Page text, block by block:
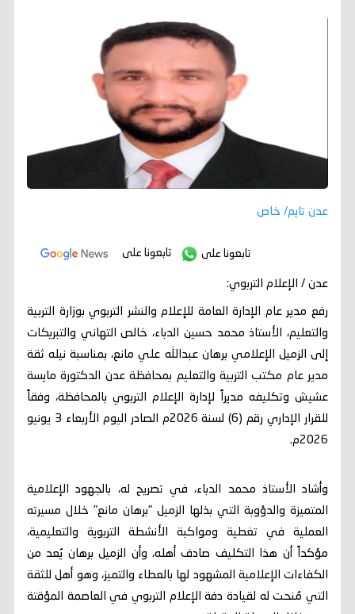
عدن تايم/ خاص
تابعونا على تابعونا على
عدن / الإعلام التربوي:
رفع مدير عام الإدارة العامة للإعلام والنشر التربوي بوزارة التربية
والتعليم، الأستاذ محمد حسين الدباء، خالص التهاني والتبريكات
إلى الزميل الإعلامي برهان عبدالله علي مانع، بمناسبة نيله ثقة
مدير عام مكتب التربية والتعليم بمحافظة عدن الدكتورة مايسة
عشيش وتكليفه مديراً لإدارة الإعلام التربوي بالمحافظة، وفقاً
للقرار الإداري رقم (6) لسنة 2026م الصادر اليوم الأربعاء 3 يونيو
2026م.
وأشاد الأستاذ محمد الدباء، في تصريح له، بالجهود الإعلامية
المتميزة والدؤوبة التي بذلها الزميل "برهان مانع" خلال مسيرته
العملية في تغطية ومواكبة الأنشطة التربوية والتعليمية،
مؤكداً أن هذا التكليف صادف أهله، وأن الزميل برهان يُعد من
الكفاءات الإعلامية المشهود لها بالعطاء والتميز، وهو أهل للثقة
التي مُنحت له لقيادة دفة الإعلام التربوي في العاصمة المؤقتة